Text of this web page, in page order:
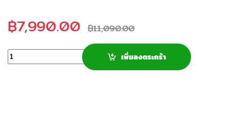
฿7,990.00 ฿11,090.00
จำนวน เพิ่มลงตระกร้า